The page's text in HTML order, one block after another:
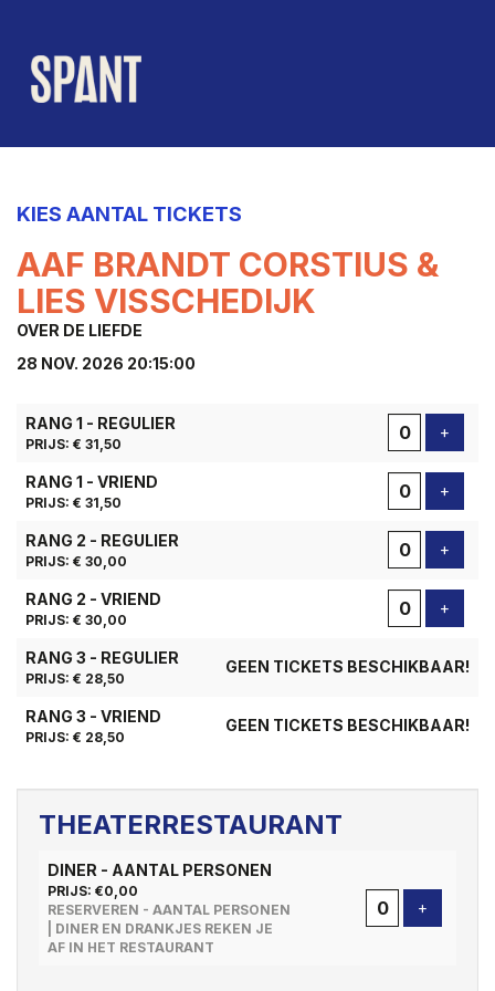
KIES AANTAL TICKETS
AAF BRANDT CORSTIUS &
LIES VISSCHEDIJK
OVER DE LIEFDE
28 NOV. 2026 20:15:00
RANG 1 - REGULIER
PRIJS: € 31,50
+
RANG 1 - VRIEND
PRIJS: € 31,50
+
RANG 2 - REGULIER
PRIJS: € 30,00
+
RANG 2 - VRIEND
PRIJS: € 30,00
+
RANG 3 - REGULIER
PRIJS: € 28,50
GEEN TICKETS BESCHIKBAAR!
RANG 3 - VRIEND
PRIJS: € 28,50
GEEN TICKETS BESCHIKBAAR!
THEATERRESTAURANT
DINER - AANTAL PERSONEN
PRIJS: €0,00
RESERVEREN - AANTAL PERSONEN
| DINER EN DRANKJES REKEN JE
AF IN HET RESTAURANT
+